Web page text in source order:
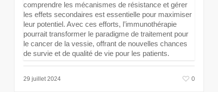
comprendre les mécanismes de résistance et gérer
les effets secondaires est essentielle pour maximiser
leur potentiel. Avec ces efforts, l’immunothérapie
pourrait transformer le paradigme de traitement pour
le cancer de la vessie, offrant de nouvelles chances
de survie et de qualité de vie pour les patients.
29 juillet 2024 0